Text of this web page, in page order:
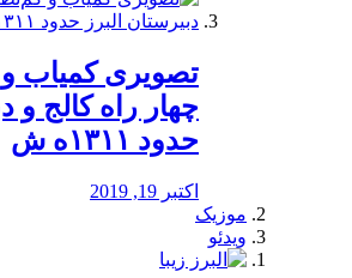
️تصویری کمیاب و
چهار راه كالج و
حدود ۱۳۱۱ه ش
اکتبر 19, 2019
موزیک
ویدئو